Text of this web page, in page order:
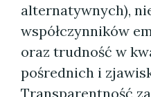
alternatywnych),
współczynników
oraz trudność w
pośrednich i
Transparentność